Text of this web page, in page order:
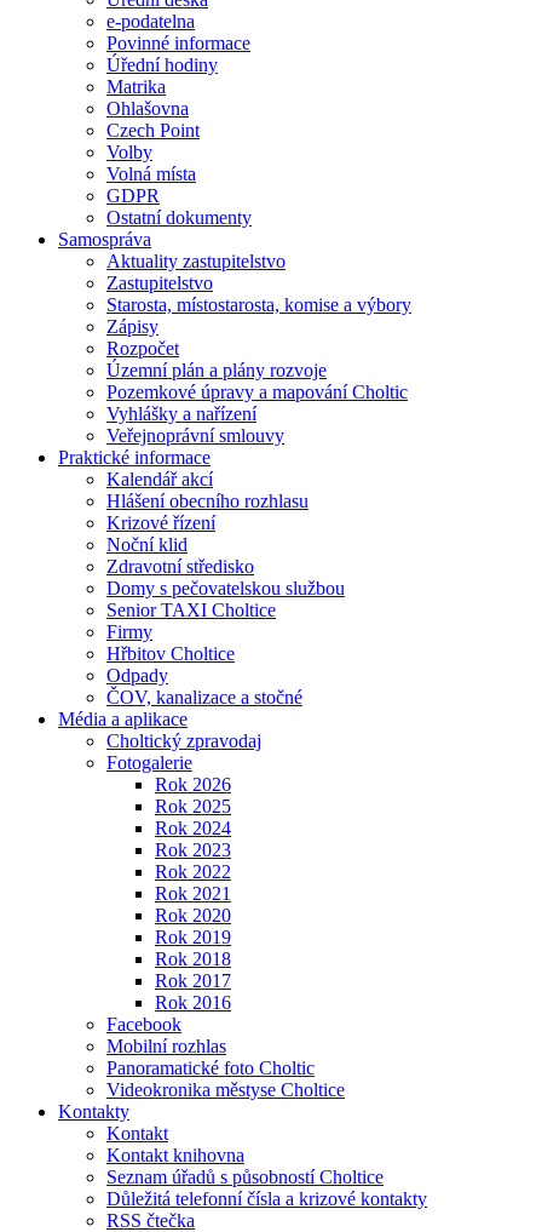
e-podatelna
Povinné informace
Úřední hodiny
Matrika
Ohlašovna
Czech Point
Volby
Volná místa
GDPR
Ostatní dokumenty
Samospráva
Aktuality zastupitelstvo
Zastupitelstvo
Starosta, místostarosta, komise a výbory
Zápisy
Rozpočet
Územní plán a plány rozvoje
Pozemkové úpravy a mapování Choltic
Vyhlášky a nařízení
Veřejnoprávní smlouvy
Praktické informace
Kalendář akcí
Hlášení obecního rozhlasu
Krizové řízení
Noční klid
Zdravotní středisko
Domy s pečovatelskou službou
Senior TAXI Choltice
Firmy
Hřbitov Choltice
Odpady
ČOV, kanalizace a stočné
Média a aplikace
Choltický zpravodaj
Fotogalerie
Rok 2026
Rok 2025
Rok 2024
Rok 2023
Rok 2022
Rok 2021
Rok 2020
Rok 2019
Rok 2018
Rok 2017
Rok 2016
Facebook
Mobilní rozhlas
Panoramatické foto Choltic
Videokronika městyse Choltice
Kontakty
Kontakt
Kontakt knihovna
Seznam úřadů s působností Choltice
Důležitá telefonní čísla a krizové kontakty
RSS čtečka